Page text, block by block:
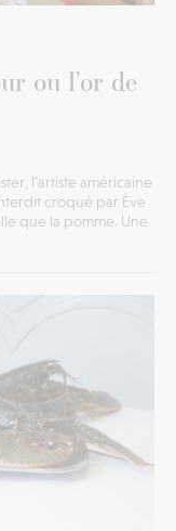
ou l’or de
l’artiste américaine
croqué par Ève
que la pomme. Une